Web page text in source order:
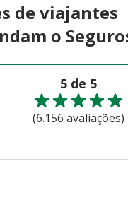
de viajantes
o
5 de 5
(6.156 avaliações)